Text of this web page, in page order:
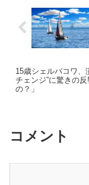
15歳シェルバコワ、
チェンジ”に驚きの
の？」
コメント